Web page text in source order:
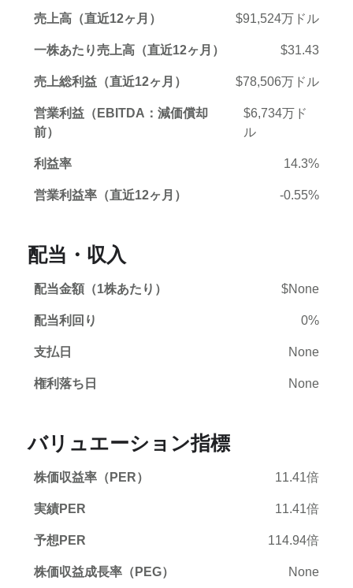
売上高（直近12ヶ月） $91,524万ドル
一株あたり売上高（直近12ヶ月） $31.43
売上総利益（直近12ヶ月） $78,506万ドル
営業利益（EBITDA：減価償却
前）
$6,734万ド
ル
利益率 14.3%
営業利益率（直近12ヶ月） -0.55%
配当・収入
配当金額（1株あたり） $None
配当利回り 0%
支払日 None
権利落ち日 None
バリュエーション指標
株価収益率（PER） 11.41倍
実績PER 11.41倍
予想PER 114.94倍
株価収益成長率（PEG） None